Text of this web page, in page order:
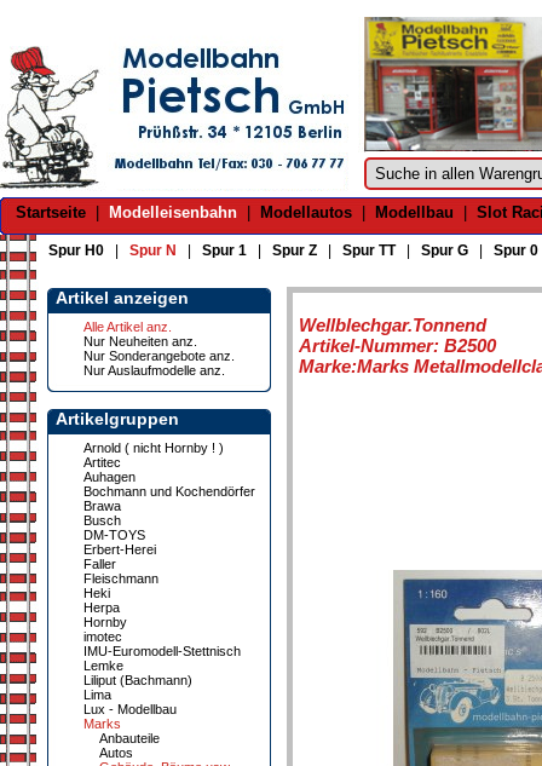
Startseite Modelleisenbahn Modellautos Modellbau Slot
Spur H0 Spur N Spur 1 Spur Z Spur TT| Spur G Spur 0
Artikel anzeigen
Alle Artikel anz.
Nur Neuheiten anz.
Nur Sonderangebote anz.
Nur Auslaufmodelle anz.
Artikelgruppen
Arnold ( nicht Hornby ! )
Artitec
Auhagen
Bochmann und Kochendörfer
Brawa
Busch
DM-TOYS
Erbert-Herei
Faller
Fleischmann
Heki
Herpa
Hornby
imotec
IMU-Euromodell-Stettnisch
Lemke
Liliput (Bachmann)
Lima
Lux - Modellbau
Marks
Anbauteile
Autos
Wellblechgar.Tonnend
Artikel-Nummer: B2500
Marke:Marks